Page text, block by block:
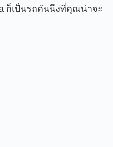
ก็เป็นรถคันนึงที่คุณน่าจะ